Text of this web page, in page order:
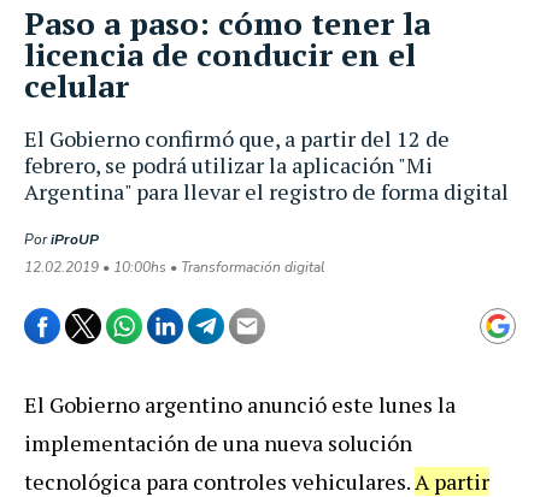
El Gobierno confirmó que, a partir del 12 de
febrero, se podrá utilizar la aplicación "Mi
Argentina" para llevar el registro de forma digital
PoriProUP
12.02.2019 • 10:00hs • Transformación digital
Paso a paso: cómo tener la
licencia de conducir en el
celular
El Gobierno argentino anunció este lunes la
implementación de una nueva solución
tecnológica para controles vehiculares.A partir